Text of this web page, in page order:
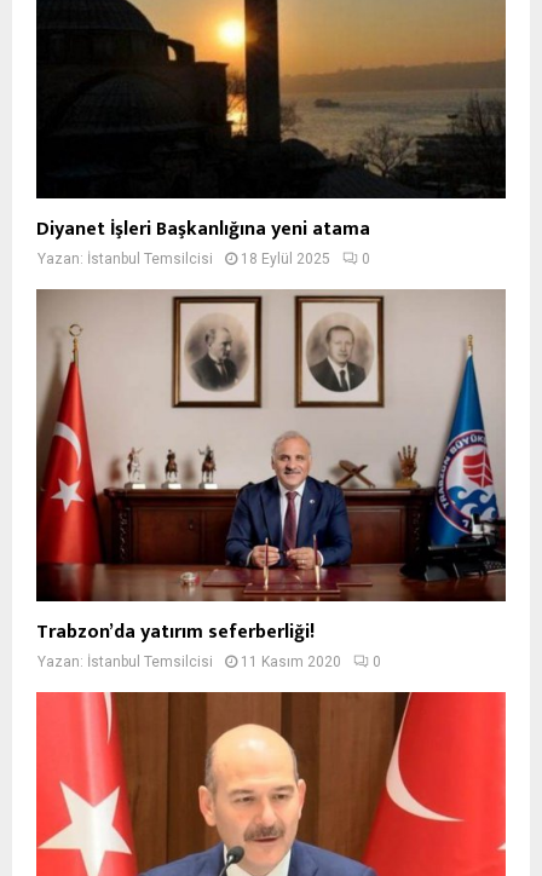
Diyanet İşleri Başkanlığına yeni atama
Yazan: İstanbul Temsilcisi 18 Eylül 2025 0
Trabzon’da yatırım seferberliği!
Yazan: İstanbul Temsilcisi 11 Kasım 2020 0